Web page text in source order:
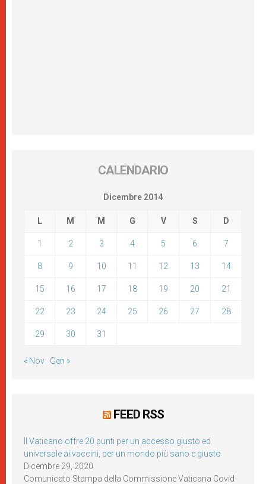
CALENDARIO
Dicembre 2014
L M M G V S D
1 2 3 4 5 6 7
8 9 10 11 12 13 14
15 16 17 18 19 20 21
22 23 24 25 26 27 28
29 30 31
« Nov Gen »
FEED RSS
Il Vaticano offre 20 punti per un accesso giusto ed
universale ai vaccini, per un mondo più sano e giusto
Dicembre 29, 2020
Comunicato Stampa della Commissione Vaticana Covid-